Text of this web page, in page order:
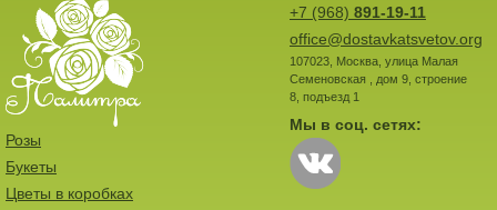
+7 (968) 891-19-11
office@dostavkatsvetov.org
107023, Москва, улица Малая
Семеновская , дом 9, строение
8, подъезд 1
Мы в соц. сетях:
Розы
Букеты
Цветы в коробках